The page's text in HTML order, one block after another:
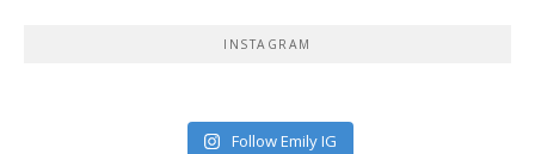
INSTAGRAM
Follow Emily IG